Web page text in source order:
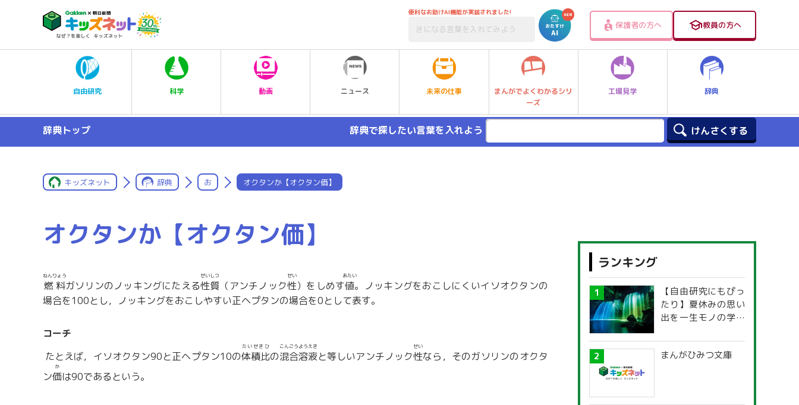
便利なお助けAI機能が実装されました!
保護者の方へ 教員の方へ
自由研究 科学 動画 ニュース 未来の仕事
まんがでよくわかるシリ
ーズ
工場見学 辞典
辞典トップ 辞典で探したい言葉を入れよう
キッズネット 辞典 お オクタンか【オクタン価】
オクタンか【オクタン価】
燃料
ねんりょう
ガソリンのノッキングにたえる性質
せいしつ
（アンチノック性
せい
）をしめす値
あたい
。ノッキングをおこしにくいイソオクタンの
場合を100とし，ノッキングをおこしやすい正ヘプタンの場合を0として表す。
コーチ
たとえば，イソオクタン90と正ヘプタン10の体積比
たいせきひ
の混合溶液
こんごうようえき
と等しいアンチノック性
せい
なら，そのガソリンのオクタ
ン価
か
は90であるという。
ランキング
【自由研究にもぴっ
たり】夏休みの思い
出を一生モノの学び
探究ガイド
まんがひみつ文庫